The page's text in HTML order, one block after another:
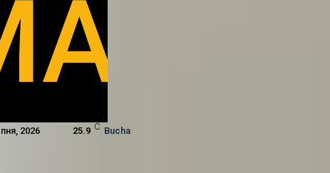
2026 25.9 C Bucha